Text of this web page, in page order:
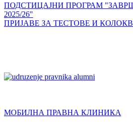
ПОДСТИЦАЈНИ ПРОГРАМ
2025/26"
ПРИЈАВЕ ЗА ТЕСТОВЕ И
МОБИЛНА ПРАВНА КЛИНИКА